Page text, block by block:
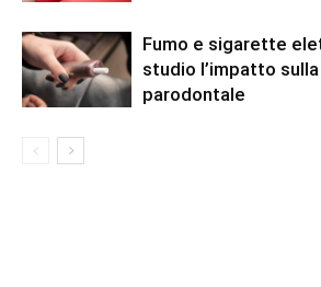
Fumo e sigarette
studio l’impatto
parodontale